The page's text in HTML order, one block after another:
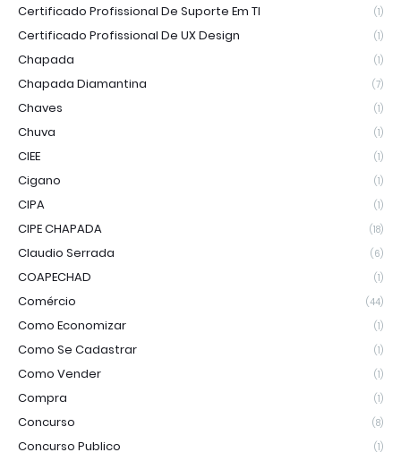
Certificado Profissional De Suporte Em TI (1)
Certificado Profissional De UX Design (1)
Chapada (1)
Chapada Diamantina (7)
Chaves (1)
Chuva (1)
CIEE (1)
Cigano (1)
CIPA (1)
CIPE CHAPADA (18)
Claudio Serrada (6)
COAPECHAD (1)
Comércio (44)
Como Economizar (1)
Como Se Cadastrar (1)
Como Vender (1)
Compra (1)
Concurso (8)
Concurso Publico (1)